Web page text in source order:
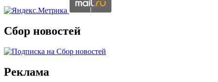
Сбор новостей
Реклама